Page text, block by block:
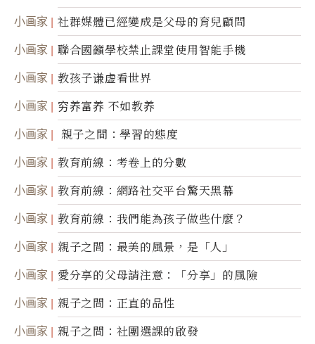
小画家 社群媒體已經變成是父母的育兒顧問
小画家 聯合國籲學校禁止課堂使用智能手機
小画家 教孩子谦虚看世界
小画家 穷养富养 不如教养
小画家 親子之間：學習的態度
小画家 教育前線：考卷上的分數
小画家 教育前線：網路社交平台驚天黑幕
小画家 教育前線：我們能為孩子做些什麼？
小画家 親子之間：最美的風景，是「人」
小画家 愛分享的父母請注意：「分享」的風險
小画家 親子之間：正直的品性
小画家 親子之間：社團選課的啟發